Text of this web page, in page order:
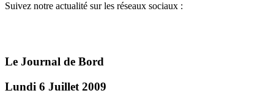
Suivez notre actualité sur les réseaux sociaux :
Le Journal de Bord
Lundi 6 Juillet 2009